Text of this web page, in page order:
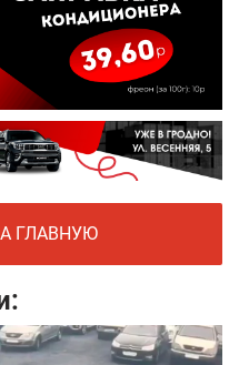
ГЛАВНУЮ